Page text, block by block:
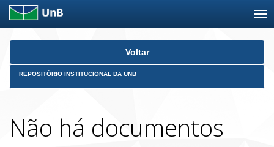
Skip
Voltar
REPOSITÓRIO INSTITUCIONAL DA UNB
Não há documentos